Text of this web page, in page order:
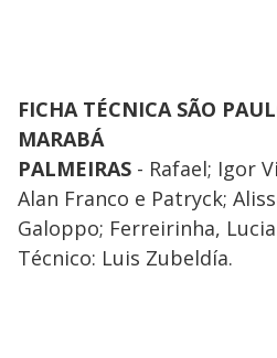
FICHA TÉCNICA SÃO
MARABÁ
PALMEIRAS - Rafael; Igor
Alan Franco e Patryck;
Galoppo; Ferreirinha,
Técnico: Luis Zubeldía.